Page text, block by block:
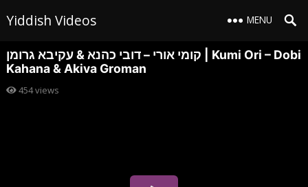
Yiddish Videos MENU
קומי אורי – דובי כהנא & עקיבא גרומן | Kumi Ori – Dobi
Kahana & Akiva Groman
454views